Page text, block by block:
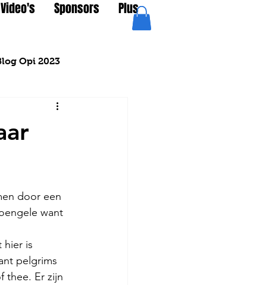
Video's Sponsors Plus
Opi 2023
door een
want
hier is
pelgrims
thee. Er zijn